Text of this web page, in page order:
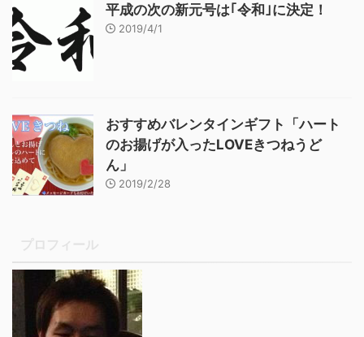
平成の次の新元号は｢令和｣に決定！
2019/4/1
おすすめバレンタインギフト「ハート
のお揚げが入ったLOVEきつねうど
ん」
2019/2/28